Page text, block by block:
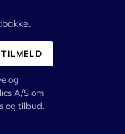
TILMELD
og
A/S om
og tilbud.